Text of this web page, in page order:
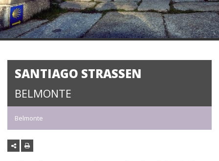
SANTIAGO STRASSEN
BELMONTE
Belmonte